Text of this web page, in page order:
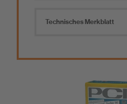
Technisches Merkblatt